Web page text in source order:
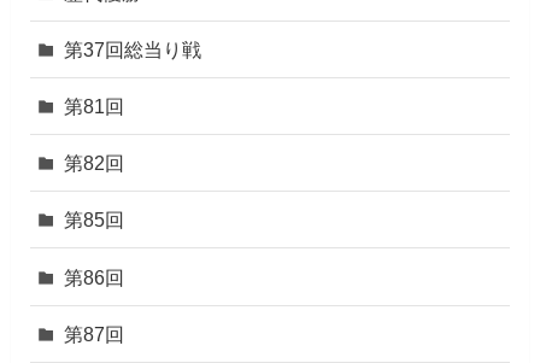
第37回総当り戦
第81回
第82回
第85回
第86回
第87回